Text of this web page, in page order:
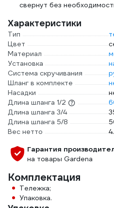
свернут без
Характеристики
Тип
Цвет
Материал
Установка
Система скручивания
Шланг в комплекте
Насадки
Длина шланга 1/2
Длина шланга 3/4
Длина шланга 5/8
Вес нетто
Гарантия
на товары Gardena
Комплектация
Тележка;
Упаковка.